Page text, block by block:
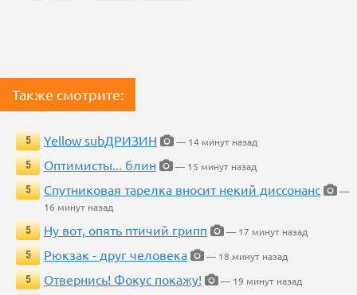
Также смотрите:
5 Yellow subДРИЗИН
— 14 минут назад
5
Оптимисты... блин
— 15 минут назад
5
Спутниковая тарелка вносит некий диссонанс
—
16 минут назад
5
Ну вот, опять птичий грипп
— 17 минут назад
5
Рюкзак - друг человека
— 18 минут назад
5
Отвернись! Фокус покажу!
— 19 минут назад